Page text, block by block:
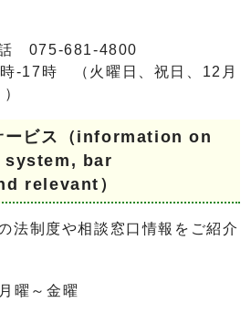
4800
火曜日、祝日、12月
ービス（information on
system, bar
relevant）
法制度や相談窓口情報をご紹介
～金曜